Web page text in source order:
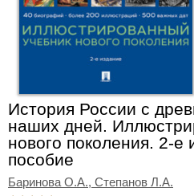
История России с
наших дней.
нового поколения. 2-е
пособие
Баринова О.А., Степанов Л.А.